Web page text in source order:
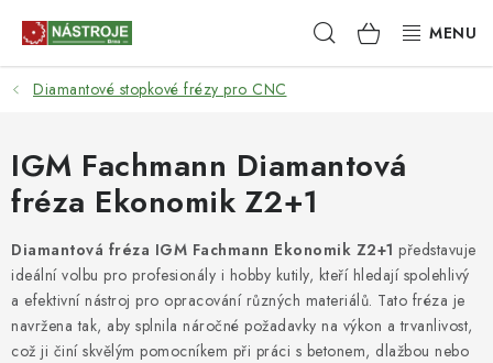
Hledat NÁKUPNÍ
KOŠÍK
NÁSTROJE
AKCE
BRUSIVO
ELEKTRONÁŘADÍ
LEPENÍ A SPOJOVÁNÍ
Diamantové stopkové frézy pro CNC
IGM Fachmann Diamantová
fréza Ekonomik Z2+1
Diamantová fréza IGM Fachmann Ekonomik Z2+1 představuje
ideální volbu pro profesionály i hobby kutily, kteří hledají spolehlivý
a efektivní nástroj pro opracování různých materiálů. Tato fréza je
navržena tak, aby splnila náročné požadavky na výkon a trvanlivost,
což ji činí skvělým pomocníkem při práci s betonem, dlažbou nebo